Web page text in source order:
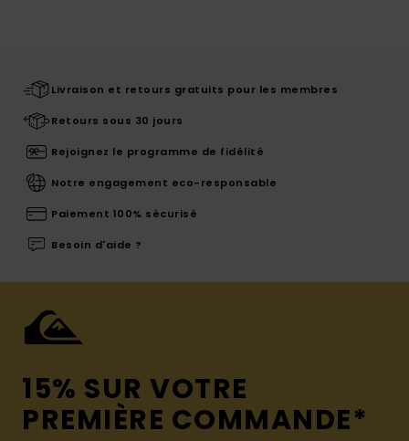
Livraison et retours gratuits pour les membres
Retours sous 30 jours
Rejoignez le programme de fidélité
Notre engagement eco-responsable
Paiement 100% sécurisé
Besoin d'aide ?
15% SUR VOTRE
PREMIÈRE COMMANDE*